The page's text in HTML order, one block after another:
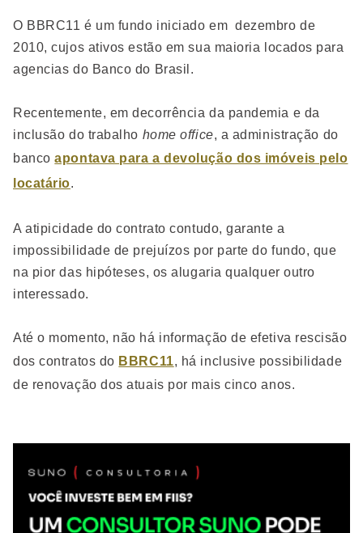
O BBRC11 é um fundo iniciado em dezembro de
2010, cujos ativos estão em sua maioria locados para
agencias do Banco do Brasil.
Recentemente, em decorrência da pandemia e da
inclusão do trabalho home office, a administração do
bancoapontava para a devolução dos imóveis pelo
locatário.
A atipicidade do contrato contudo, garante a
impossibilidade de prejuízos por parte do fundo, que
na pior das hipóteses, os alugaria qualquer outro
interessado.
Até o momento, não há informação de efetiva rescisão
dos contratos do BBRC11, há inclusive possibilidade
de renovação dos atuais por mais cinco anos.